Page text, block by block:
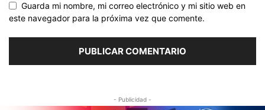
Guarda mi nombre, mi correo electrónico y mi sitio web en
este navegador para la próxima vez que comente.
- Publicidad -